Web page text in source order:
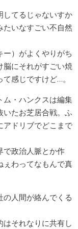
してるじゃないすか
たいなすごい不自然
）がよくやりがち
脳にそれがすごい焼
感じですけど…。
ム・ハンクスは編集
いたお芝居合戦。ふ
アドリブでどこまで
で政治人脈とか作
ぇわってなもんで真
人間が絡んでくる
それなりに共有し